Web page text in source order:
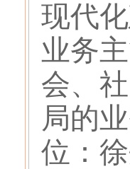
现代
业务
会、
局的
位：